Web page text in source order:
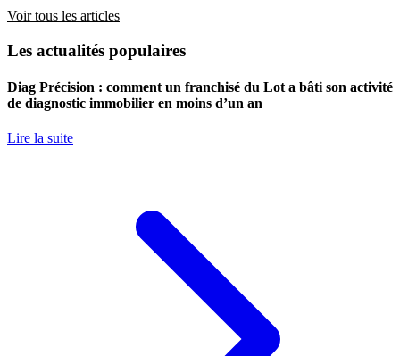
Voir tous les articles
Les actualités populaires
Diag Précision : comment un franchisé du Lot a bâti son activité
de diagnostic immobilier en moins d’un an
Lire la suite